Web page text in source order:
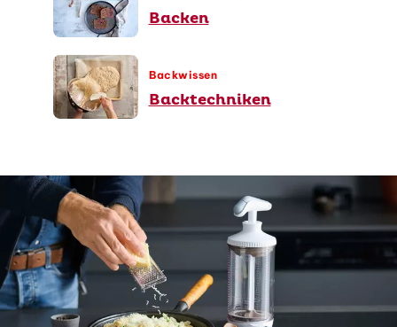
Backen
Backwissen
Backtechniken